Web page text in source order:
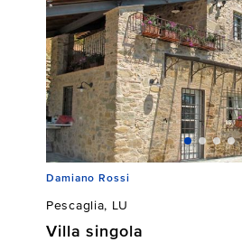
Damiano Rossi
Pescaglia, LU
Villa singola